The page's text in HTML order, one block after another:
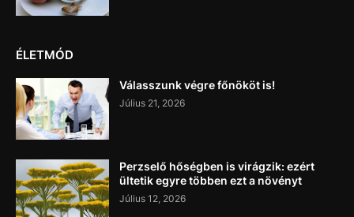
ÉLETMÓD
Válasszunk végre főnököt is!
Július 21, 2026
Perzselő hőségben is virágzik: ezért
ültetik egyre többen ezt a növényt
Július 12, 2026